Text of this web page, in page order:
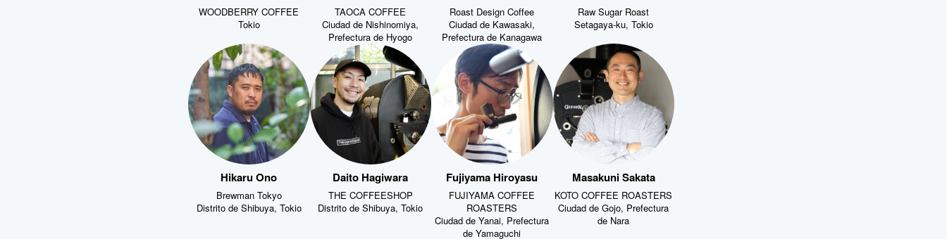
WOODBERRY COFFEE
Tokio
TAOCA COFFEE
Ciudad de Nishinomiya,
Prefectura de Hyogo
Roast Design Coffee
Ciudad de Kawasaki,
Prefectura de Kanagawa
Raw Sugar Roast
Setagaya-ku, Tokio
Hikaru Ono
Brewman Tokyo
Distrito de Shibuya, Tokio
Daito Hagiwara
THE COFFEESHOP
Distrito de Shibuya, Tokio
Fujiyama Hiroyasu
FUJIYAMA COFFEE
ROASTERS
Ciudad de Yanai, Prefectura
de Yamaguchi
Masakuni Sakata
KOTO COFFEE ROASTERS
Ciudad de Gojo, Prefectura
de Nara